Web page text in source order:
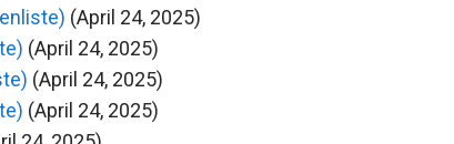
(April 24, 2025)
(April 24, 2025)
(April 24, 2025)
(April 24, 2025)